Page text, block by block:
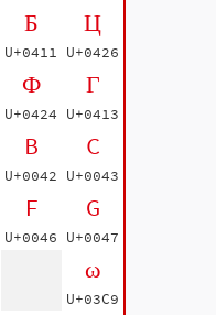
Б
U+0411
Ц
U+0426
Ф
U+0424
Г
U+0413
B
U+0042
C
U+0043
F
U+0046
G
U+0047
ω
U+03C9